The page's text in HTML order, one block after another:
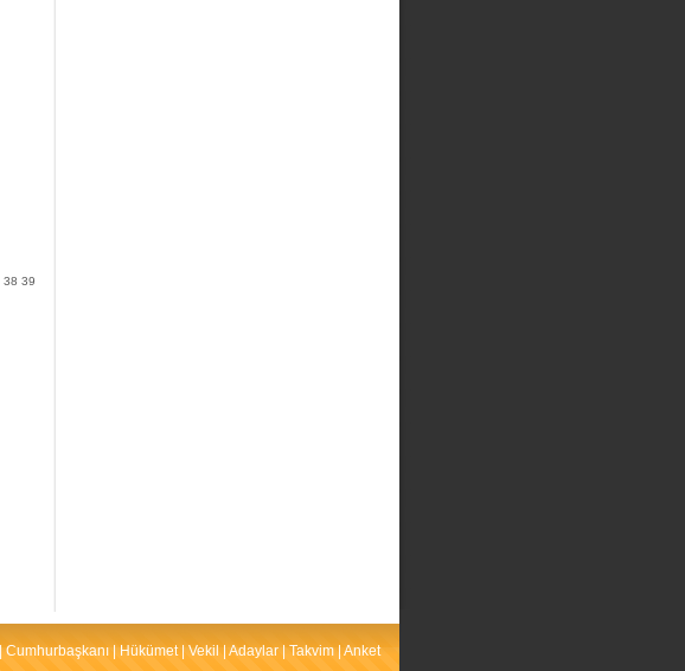
38 39
Cumhurbaşkanı Hükümet| Vekil Adaylar Takvim Anket